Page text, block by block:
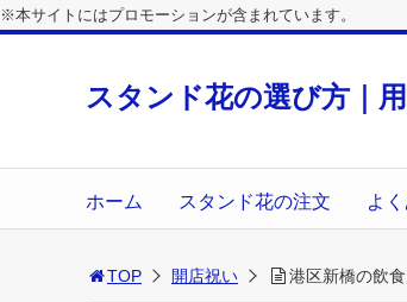
※本サイトにはプロモーションが含まれています。
スタンド花の選び方｜
ホーム スタンド花の注文 よ
TOP 開店祝い 港区新橋の飲